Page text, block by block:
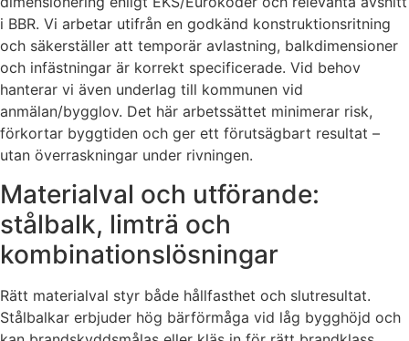
i BBR. Vi arbetar utifrån en godkänd konstruktionsritning
och säkerställer att temporär avlastning, balkdimensioner
och infästningar är korrekt specificerade. Vid behov
hanterar vi även underlag till kommunen vid
anmälan/bygglov. Det här arbetssättet minimerar risk,
förkortar byggtiden och ger ett förutsägbart resultat –
utan överraskningar under rivningen.
Materialval och utförande:
stålbalk, limträ och
kombinationslösningar
Rätt materialval styr både hållfasthet och slutresultat.
Stålbalkar erbjuder hög bärförmåga vid låg bygghöjd och